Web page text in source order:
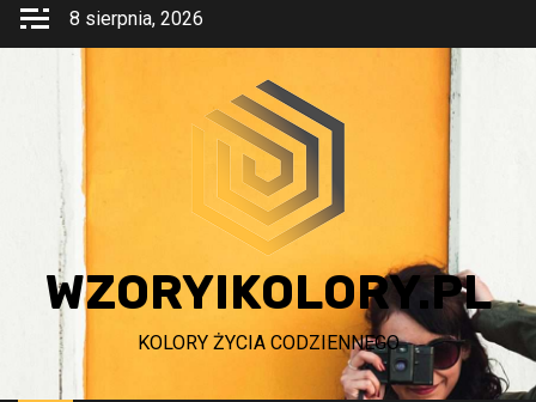
Przejdź
8 sierpnia, 2026
WZORYIKOLORY.PL
KOLORY ŻYCIA CODZIENNEGO